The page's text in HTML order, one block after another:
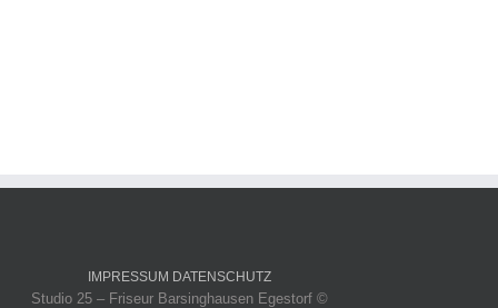
IMPRESSUM DATENSCHUTZ
Studio 25 – Friseur Barsinghausen Egestorf ©